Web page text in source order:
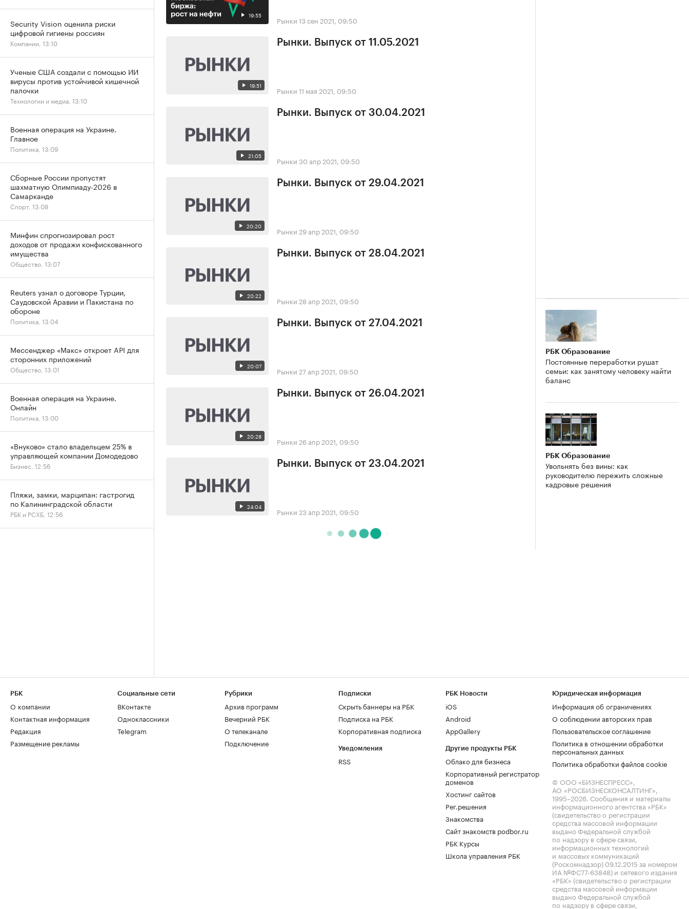
19:55 Рынки 13 сен 2021, 09:50
19:51
Рынки. Выпуск от 11.05.2021
Рынки 11 мая 2021, 09:50
21:05
Рынки. Выпуск от 30.04.2021
Рынки 30 апр 2021, 09:50
20:20
Рынки. Выпуск от 29.04.2021
Рынки 29 апр 2021, 09:50
20:22
Рынки. Выпуск от 28.04.2021
Рынки 28 апр 2021, 09:50
20:07
Рынки. Выпуск от 27.04.2021
Рынки 27 апр 2021, 09:50
20:28
Рынки. Выпуск от 26.04.2021
Рынки 26 апр 2021, 09:50
24:04
Рынки. Выпуск от 23.04.2021
Рынки 23 апр 2021, 09:50
РБК Образование
Постоянные переработки рушат
семьи: как занятому человеку найти
баланс
РБК Образование
Увольнять без вины: как
руководителю пережить сложные
кадровые решения
Security Vision оценила риски
цифровой гигиены россиян
Компании, 13:10
Ученые США создали с помощью ИИ
вирусы против устойчивой кишечной
палочки
Технологии и медиа, 13:10
Военная операция на Украине.
Главное
Политика, 13:09
Сборные России пропустят
шахматную Олимпиаду-2026 в
Самарканде
Спорт, 13:08
Минфин спрогнозировал рост
доходов от продажи конфискованного
имущества
Общество, 13:07
Reuters узнал о договоре Турции,
Саудовской Аравии и Пакистана по
обороне
Политика, 13:04
Мессенджер «Макс» откроет API для
сторонних приложений
Общество, 13:01
Военная операция на Украине.
Онлайн
Политика, 13:00
«Внуково» стало владельцем 25% в
управляющей компании Домодедово
Бизнес, 12:56
Пляжи, замки, марципан: гастрогид
по Калининградской области
РБК и РСХБ, 12:56
РБК
О компании
Контактная информация
Редакция
Размещение рекламы
Социальные сети
ВКонтакте
Одноклассники
Telegram
Рубрики
Архив программ
Вечерний РБК
О телеканале
Подключение
Подписки
Скрыть баннеры на РБК
Подписка на РБК
Корпоративная подписка
Уведомления
RSS
РБК Новости
iOS
Android
AppGallery
Другие продукты РБК
Облако для бизнеса
Корпоративный регистратор
доменов
Хостинг сайтов
Рег.решения
Знакомства
Сайт знакомств podbor.ru
РБК Курсы
Школа управления РБК
Юридическая информация
Информация об ограничениях
О соблюдении авторских прав
Пользовательское соглашение
Политика в отношении обработки
персональных данных
Политика обработки файлов cookie
© ООО «БИЗНЕСПРЕСС»,
АО «РОСБИЗНЕСКОНСАЛТИНГ»,
1995–2026. Сообщения и материалы
информационного агентства «РБК»
(свидетельство о регистрации
средства массовой информации
выдано Федеральной службой
по надзору в сфере связи,
информационных технологий
и массовых коммуникаций
(Роскомнадзор) 09.12.2015 за номером
ИА №ФС77-63848) и сетевого издания
«РБК» (свидетельство о регистрации
средства массовой информации
выдано Федеральной службой
по надзору в сфере связи,